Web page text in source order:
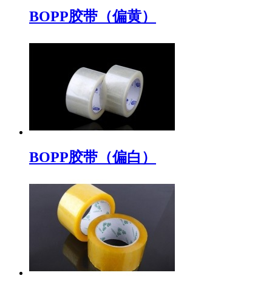
BOPP胶带（偏黄）
BOPP胶带（偏白）